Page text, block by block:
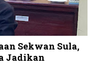
Sekwan Sula,
Jadikan